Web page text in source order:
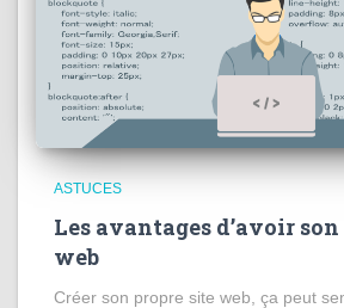
ASTUCES
Les avantages d’avoir
web
Créer son propre site web, ça peut